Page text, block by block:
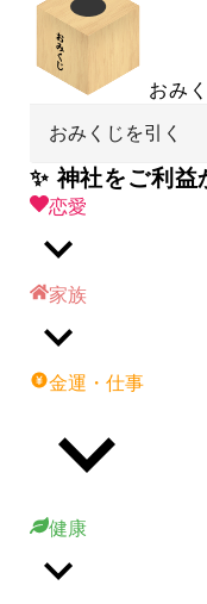
おみ
おみくじを引く
✨ 神社をご利益
恋愛
家族
金運・仕事
健康